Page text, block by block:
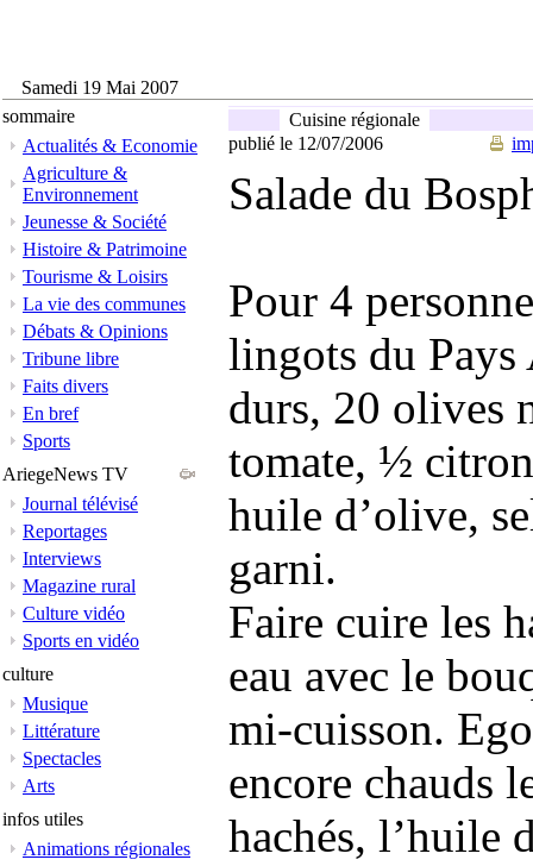
Samedi 19 Mai 2007
sommaire
Actualités & Economie
Agriculture &
Environnement
Jeunesse & Société
Histoire & Patrimoine
Tourisme & Loisirs
La vie des communes
Débats & Opinions
Tribune libre
Faits divers
En bref
Sports
AriegeNews TV
Journal télévisé
Reportages
Interviews
Magazine rural
Culture vidéo
Sports en vidéo
culture
Musique
Littérature
Spectacles
Arts
infos utiles
Animations régionales
Cuisine régionale
publié le 12/07/2006
Salade du
Pour 4
lingots du
durs, 20 olives
tomate, ½
huile d’olive,
garni.
Faire cuire les
eau avec le
mi-cuisson.
encore chauds
hachés, l’huile